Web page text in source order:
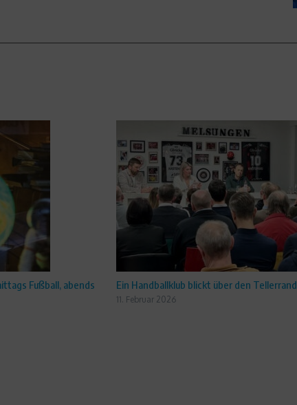
Fußball, abends
Ein Handballklub blickt über den Tellerrand
11. Februar 2026